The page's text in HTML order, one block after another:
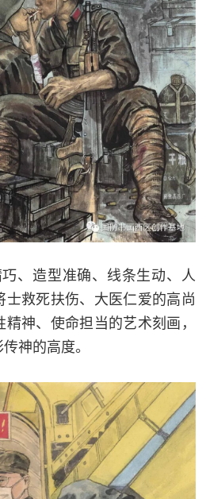
、造型准确、线条生动、人
士救死扶伤、大医仁爱的高尚
神、使命担当的艺术刻画，
神的高度。